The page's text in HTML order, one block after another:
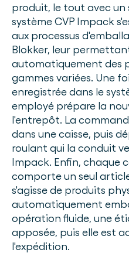
produit, le tout avec un
système CVP Impack
aux processus
Blokker, leur
automatiquement des
gammes variées. Une
enregistrée dans le
employé prépare la
l'entrepôt. La
dans une caisse, puis
roulant qui la conduit
Impack. Enfin, chaque
comporte un seul
s'agisse de produits
automatiquement
opération fluide, une
apposée, puis elle est
l'expédition.